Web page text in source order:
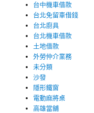
台中機車借款
台北免留車借錢
台北廚具
台北機車借款
土地借款
外勞仲介業務
未分類
沙發
隱形鐵窗
電動麻將桌
高雄當舖